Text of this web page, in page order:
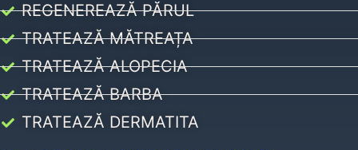
REGENEREAZĂ PĂRUL
TRATEAZĂ MĂTREAȚA
TRATEAZĂ ALOPECIA
TRATEAZĂ BARBA
TRATEAZĂ DERMATITA